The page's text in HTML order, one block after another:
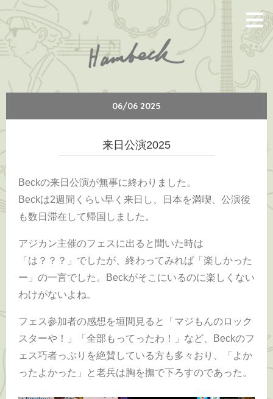
06/06 2025
来日公演2025
Beckの来日公演が無事に終わりました。
Beckは2週間くらい早く来日し、日本を満喫、公演後
も数日滞在して帰国しました。
アジカン主催のフェスに出ると聞いた時は
「は？？？」でしたが、終わってみれば「楽しかった
ー」の一言でした。Beckがそこにいるのに楽しくない
わけがないよね。
フェス参加者の感想を垣間見ると「マジもんのロック
スターや！」「全部もってったわ！」など、Beckのフ
ェス巧者っぷりを絶賛している方も多々おり、「よか
ったよかった」と老兵は胸を撫で下ろすのであった。